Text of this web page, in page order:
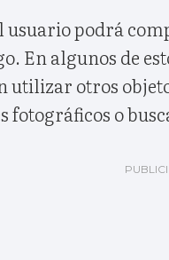
usuario podrá
En algunos de
utilizar otros
fotográficos o